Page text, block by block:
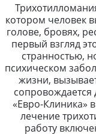
котором человек
голове, бровях,
первый взгляд
странностью,
психическом
жизни,
сопровождается
«Евро-Клиника»
лечение
работу